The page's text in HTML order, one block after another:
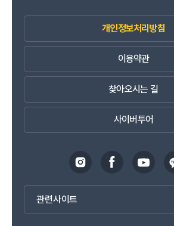
개인정보처리방침
이용약관
찾아오시는 길
사이버투어
관련사이트